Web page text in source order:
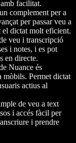
facilitat.
complement per a
per passar veu a
el dictat molt eficient.
veu i transcripció
i notes, i es pot
en directe.
Nuance és
mòbils. Permet dictat
actius al
de veu a text
i accés fàcil per
i prendre